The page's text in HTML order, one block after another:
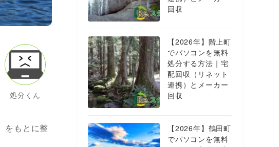
処分くん
をもとに整
回収
【2026年】階上町
でパソコンを無料
処分する方法｜宅
配回収（リネット
連携）とメーカー
回収
【2026年】鶴田町
でパソコンを無料